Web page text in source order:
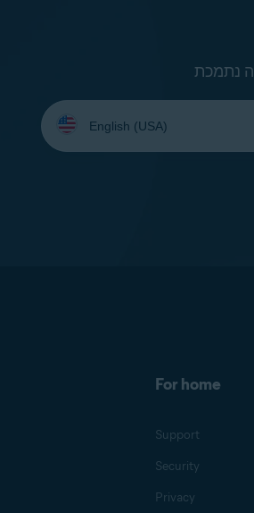
Select
your
language:
For home
Support
Security
Privacy